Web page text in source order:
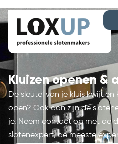
Kluizen openen &
De sleutel van je kluis kwijt
open? Ook dan zijn de
je. Neem contact op met de
slotenexpert, de meeste